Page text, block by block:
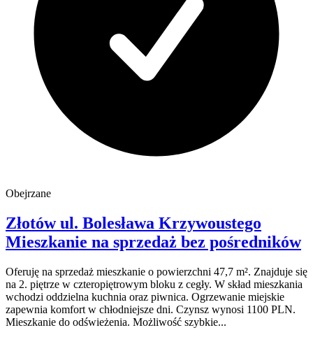
Obejrzane
Złotówul. Bolesława Krzywoustego
Mieszkanie na sprzedaż bez pośredników
Oferuję na sprzedaż mieszkanie o powierzchni 47,7 m². Znajduje się
na 2. piętrze w czteropiętrowym bloku z cegły. W skład mieszkania
wchodzi oddzielna kuchnia oraz piwnica. Ogrzewanie miejskie
zapewnia komfort w chłodniejsze dni. Czynsz wynosi 1100 PLN.
Mieszkanie do odświeżenia. Możliwość szybkie...